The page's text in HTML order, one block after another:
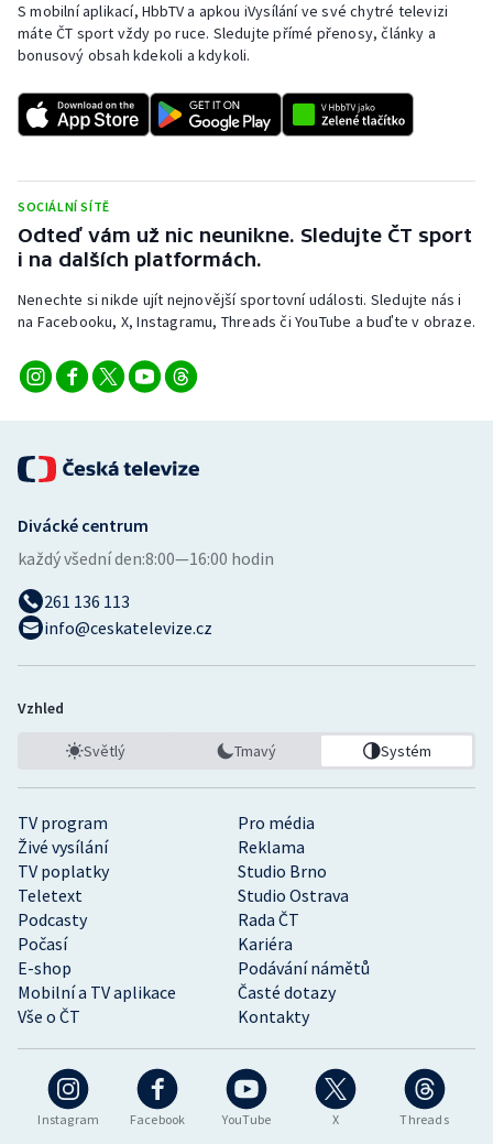
Rychlostní kanoistika
Short track
Sportovní střelba
Triatlon
Vodní slalom
Volejbal
S mobilní aplikací, HbbTV a apkou iVysílání ve své chytré televizi
máte ČT sport vždy po ruce. Sledujte přímé přenosy, články a
bonusový obsah kdekoli a kdykoli.
SOCIÁLNÍ SÍTĚ
Odteď vám už nic neunikne. Sledujte ČT sport
i na dalších platformách.
Nenechte si nikde ujít nejnovější sportovní události. Sledujte nás i
na Facebooku, X, Instagramu, Threads či YouTube a buďte v obraze.
Instagram Facebook YouTube X Threads
TV program
Pro média
Živé vysílání
Reklama
TV poplatky
Studio Brno
Teletext
Studio Ostrava
Podcasty
Rada ČT
Počasí
Kariéra
E-shop
Podávání námětů
Mobilní a TV aplikace
Časté dotazy
Vše o ČT
Kontakty
Divácké centrum
každý všední den:8:00—16:00 hodin
261 136 113
info@ceskatelevize.cz
Vzhled
Světlý Tmavý Systém